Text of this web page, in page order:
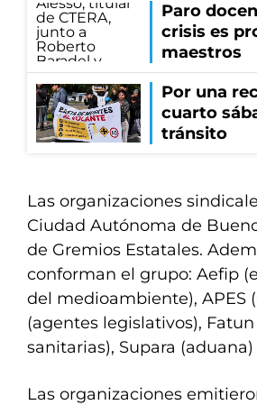
Paro
crisis es
maestros
Por una
cuarto
tránsito
Las organizaciones
Ciudad Autónoma de
de Gremios Estatales.
conforman el grupo: Aefip
del medioambiente), APES
(agentes legislativos),
sanitarias), Supara
Las organizaciones